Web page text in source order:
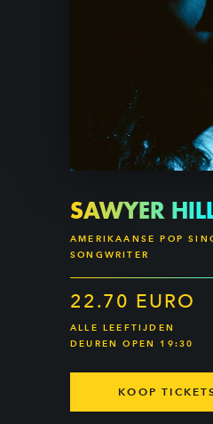
SAWYER
AMERIKAANSE POP
SONGWRITER
22.70 EURO
ALLE LEEFTIJDEN
DEUREN OPEN 19:30
KOOP